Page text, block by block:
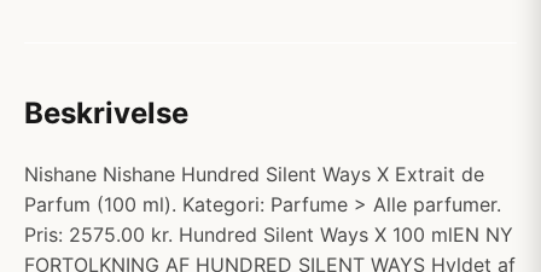
Beskrivelse
Nishane Nishane Hundred Silent Ways X Extrait de
Parfum (100 ml). Kategori: Parfume > Alle parfumer.
Pris: 2575.00 kr. Hundred Silent Ways X 100 mlEN NY
FORTOLKNING AF HUNDRED SILENT WAYS Hyldet af